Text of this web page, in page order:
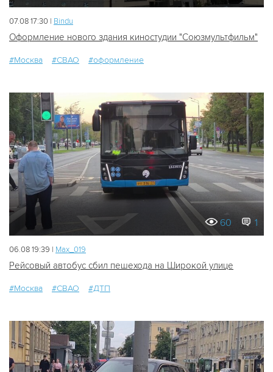
07.08 17:30 | Bindu
Оформление нового здания киностудии "Союзмультфильм"
#Москва #СВАО #оформление
60 1
06.08 19:39 | Мах_019
Рейсовый автобус сбил пешехода на Широкой улице
#Москва #СВАО #ДТП